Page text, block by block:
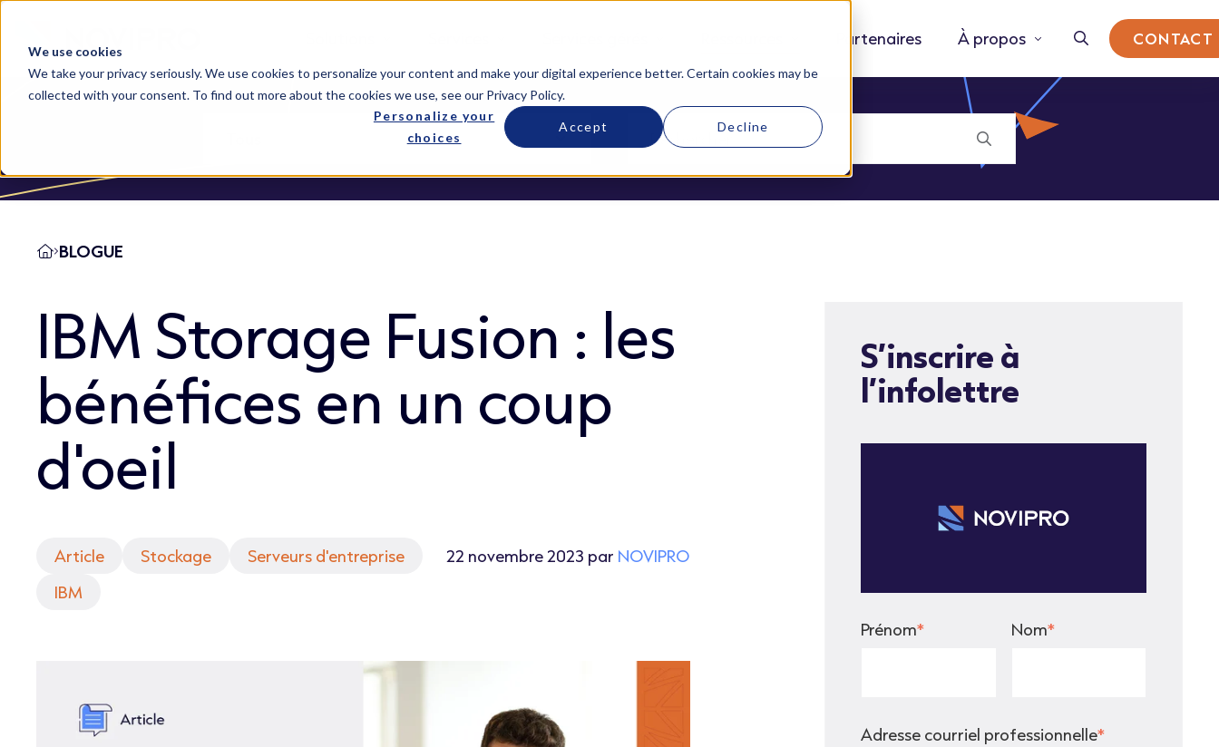
We use cookies
We take your privacy seriously. We use cookies to personalize your content and make your digital experience better. Certain cookies may be
collected with your consent. To find out more about the cookies we use, see our Privacy Policy.
Personalize your
choices
Accept Decline
Partenaires À propos CONTACT
BLOGUE
IBM Storage Fusion : les
bénéfices en un coup
d'oeil
Article Stockage
Serveurs d'entreprise
IBM
22 novembre 2023 par NOVIPRO
S’inscrire à
l’infolettre
Prénom* Nom*
Adresse courriel professionnelle*